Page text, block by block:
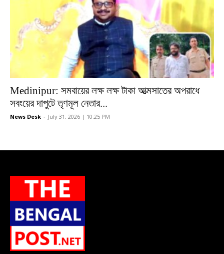
Medinipur: সমবায়ের লক্ষ লক্ষ টাকা আত্মসাতের অপরাধে
সবংয়ের দাপুটে তৃণমূল নেতার...
News Desk - July 31, 2026 | 10:25 PM